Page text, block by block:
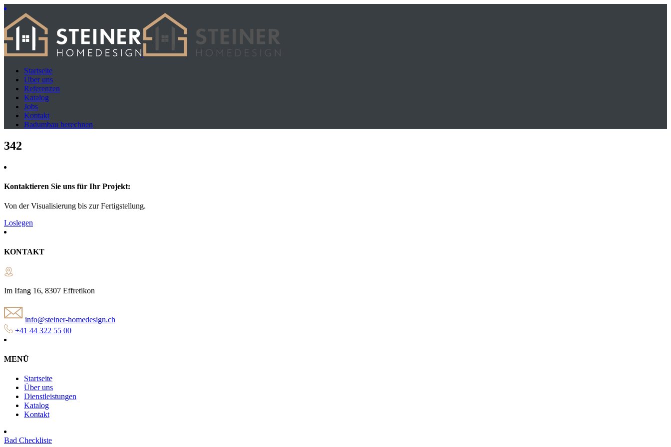
Startseite
Über uns
Referenzen
Katalog
Jobs
Kontakt
Badumbau berechnen
342
Kontaktieren Sie uns für Ihr Projekt:
Von der Visualisierung bis zur Fertigstellung.
Loslegen
KONTAKT
Im Ifang 16, 8307 Effretikon
info@steiner-homedesign.ch
+41 44 322 55 00
MENÜ
Startseite
Über uns
Dienstleistungen
Katalog
Kontakt
Bad Checkliste